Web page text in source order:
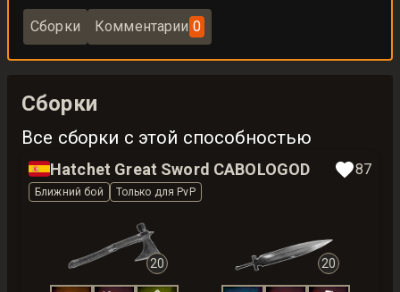
Сборки Комментарии 0
Сборки
Все сборки с этой способностью
🇪🇸Hatchet Great Sword CABOLOGOD 87
Ближний бой Только для PvP
20 20